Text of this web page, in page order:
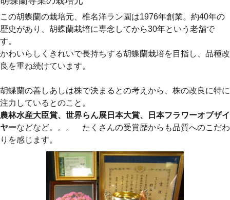
この胡蝶蘭の栽培元、椎名洋ラン園は1976年創業。約40年の
歴史があり、胡蝶蘭栽培に専念してから30年という老舗で
す。
かわいらしくきれいで長持ちする胡蝶蘭栽培を目指し、品種改
良を重ね続けています。
胡蝶蘭の善しあしは株で決まるとの考えから、株の改良に特に
注力しているとのこと。
農林水産大臣賞、世界らん展日本大賞、日本フラワーオブザイ
ヤーなどなど。。。 たくさんの受賞歴からも品質へのこだわ
りを感じます。